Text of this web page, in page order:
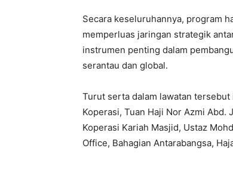
Secara keseluruhannya, program
memperluas jaringan strategik
instrumen penting dalam
serantau dan global.
Turut serta dalam lawatan tersebut
Koperasi, Tuan Haji Nor Azmi Abd.
Koperasi Kariah Masjid, Ustaz
Office, Bahagian Antarabangsa,